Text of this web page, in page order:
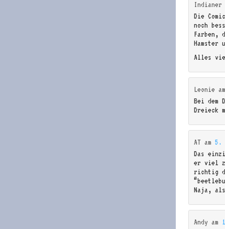
Indianer
Die
noch
Farben,
Alles
Leonie
Bei dem
Dreieck
AT am 5.
Das
er viel
richtig
Naja,
Andy am